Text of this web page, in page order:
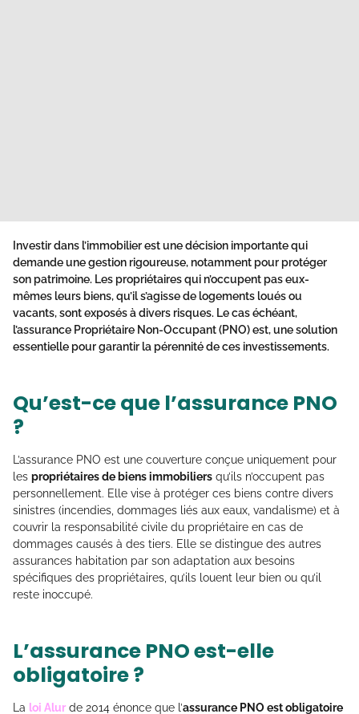
Investir dans l’immobilier est une décision importante qui
demande une gestion rigoureuse, notamment pour protéger
son patrimoine. Les propriétaires qui n’occupent pas eux-
mêmes leurs biens, qu’il s’agisse de logements loués ou
vacants, sont exposés à divers risques. Le cas échéant,
l’assurance Propriétaire Non-Occupant(PNO) est, une solution
essentielle pour garantir la pérennité de ces investissements.
Qu’est-ce que l’assurance PNO
?
L’assurance PNO est une couverture conçue uniquement pour
les propriétaires de biens immobiliers qu’ils n’occupent pas
personnellement. Elle vise à protéger ces biens contre divers
sinistres (incendies, dommages liés aux eaux, vandalisme) et à
couvrir la responsabilité civile du propriétaire en cas de
dommages causés à des tiers. Elle se distingue des autres
assurances habitation par son adaptation aux besoins
spécifiques des propriétaires, qu’ils louent leur bien ou qu’il
reste inoccupé.
L’assurance PNO est-elle
obligatoire ?
La loi Alur de 2014 énonce que l’assurance PNO est obligatoire